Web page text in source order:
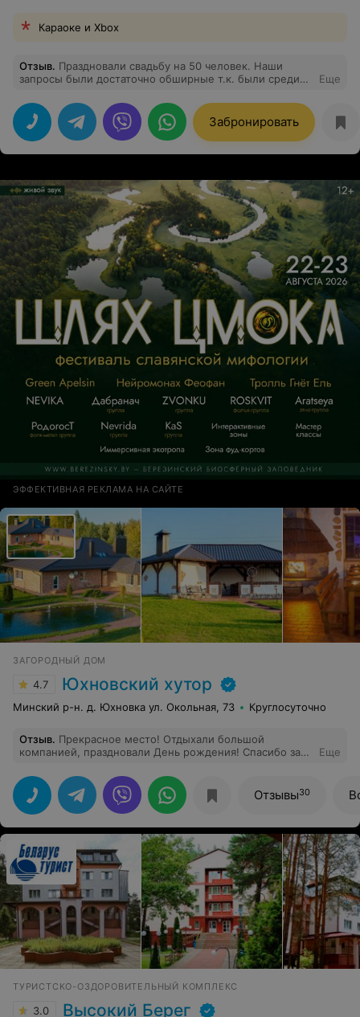
Караоке и Xbox
Отзыв. Праздновали свадьбу на 50 человек. Наши
запросы были достаточно обширные т.к. были среди
направления. В усадьбе vice-house в этом отношении
есть все!!! Большая прилегающая территория это
большой плюс если у вас большое мероприятие
(многие усадьбы как правило компактные), где можно
не только найти занятия детям, а так же зона отдыха и
следующий день мы взяли в аренду баню и бассейн
это тоже хороший плюс. Все гости остались довольны.
Спасибо усадьбе vice-house за гостеприимство и
трепетное отношение к клиентам. Место куда хочется
вернуться!
Еще
Забронировать
ЭФФЕКТИВНАЯ РЕКЛАМА НА САЙТЕ
ЗАГОРОДНЫЙ ДОМ
4.7 Юхновский хутор
Минский р-н. д. Юхновка ул. Окольная, 73 Круглосуточно
Отзыв. Прекрасное место! Отдыхали большой
компанией, праздновали День рождения! Спасибо за
вкусная)
Еще
Отзывы30
ТУРИСТСКО-ОЗДОРОВИТЕЛЬНЫЙ КОМПЛЕКС
3.0 Высокий Берег